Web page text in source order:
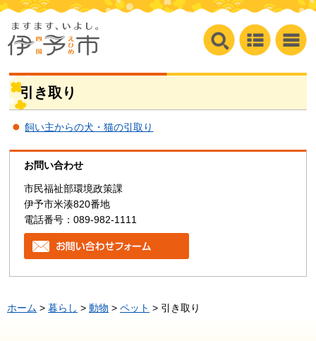
引き取り
飼い主からの犬・猫の引取り
お問い合わせ
市民福祉部環境政策課
伊予市米湊820番地
電話番号：089-982-1111
ホーム > 暮らし > 動物 > ペット > 引き取り